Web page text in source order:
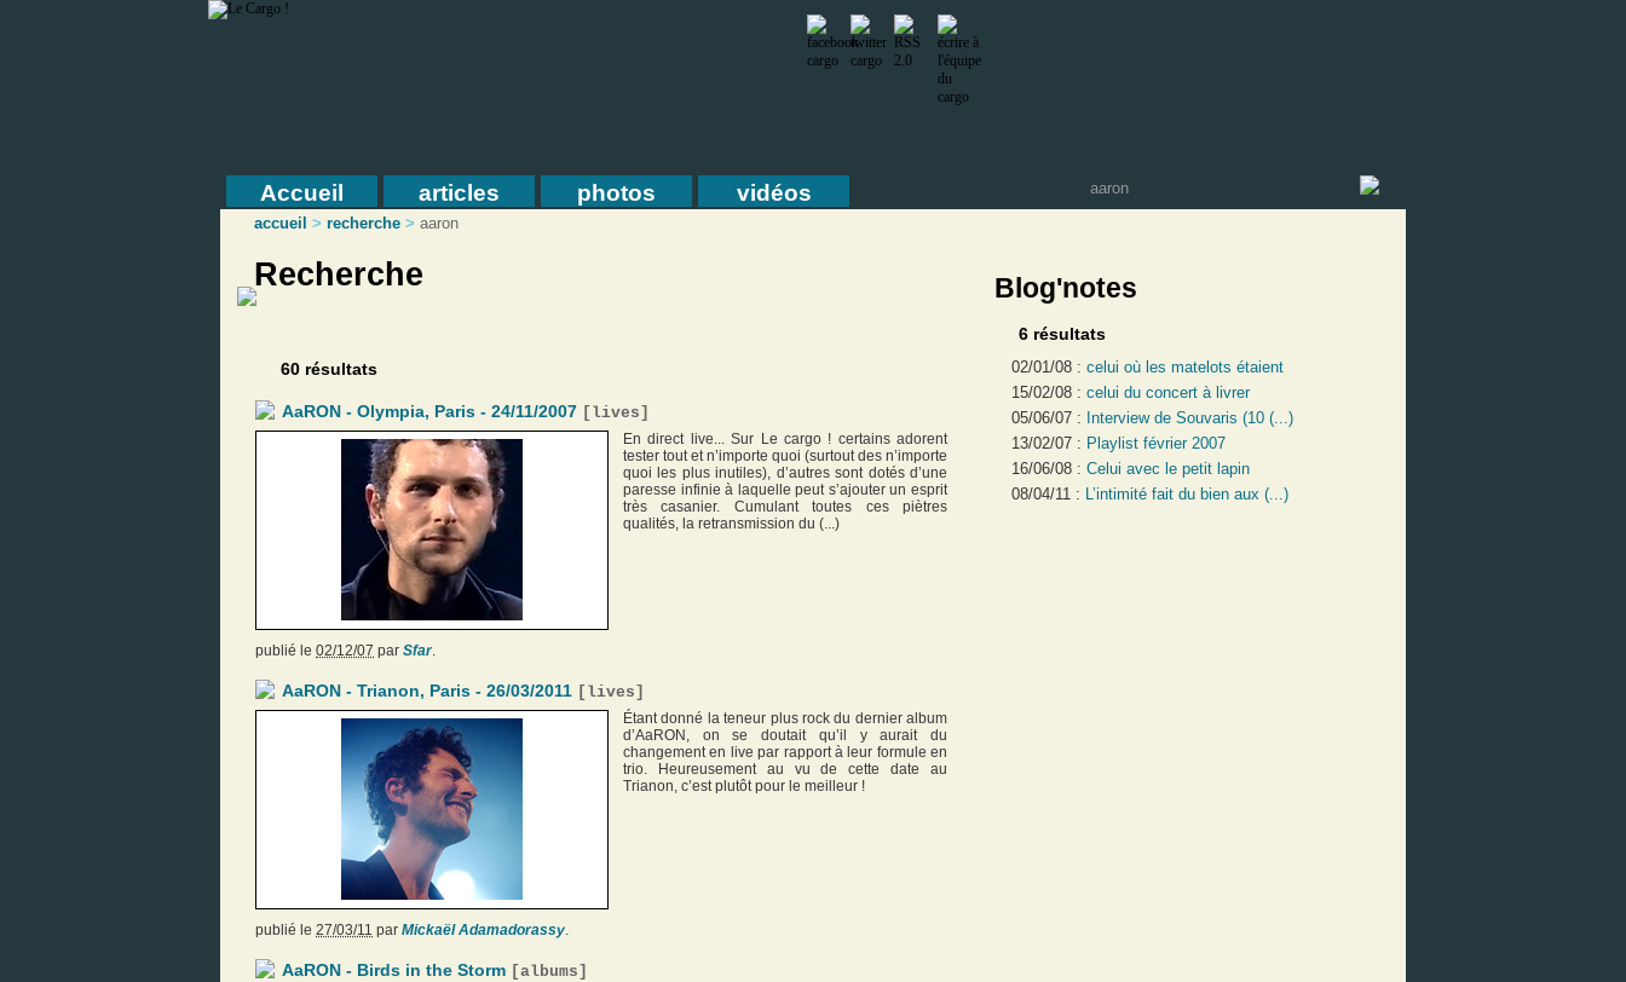
Accueil articles photos vidéos
accueil > recherche > aaron
Recherche
60 résultats
AaRON - Olympia, Paris - 24/11/2007 [ lives ]
En direct live... Sur Le cargo ! certains adorent
tester tout et n’importe quoi (surtout des n’importe
quoi les plus inutiles), d’autres sont dotés d’une
paresse infinie à laquelle peut s’ajouter un esprit
très casanier. Cumulant toutes ces piètres
qualités, la retransmission du (...)
publié le 02/12/07 par Sfar.
AaRON - Trianon, Paris - 26/03/2011 [ lives ]
Étant donné la teneur plus rock du dernier album
d’AaRON, on se doutait qu’il y aurait du
changement en live par rapport à leur formule en
trio. Heureusement au vu de cette date au
Trianon, c’est plutôt pour le meilleur !
publié le 27/03/11 par Mickaël Adamadorassy.
AaRON - Birds in the Storm [albums ]
Blog'notes
6 résultats
02/01/08 : celui où les matelots étaient
15/02/08 : celui du concert à livrer
05/06/07 : Interview de Souvaris (10 (...)
13/02/07 : Playlist février 2007
16/06/08 : Celui avec le petit lapin
08/04/11 : L’intimité fait du bien aux (...)